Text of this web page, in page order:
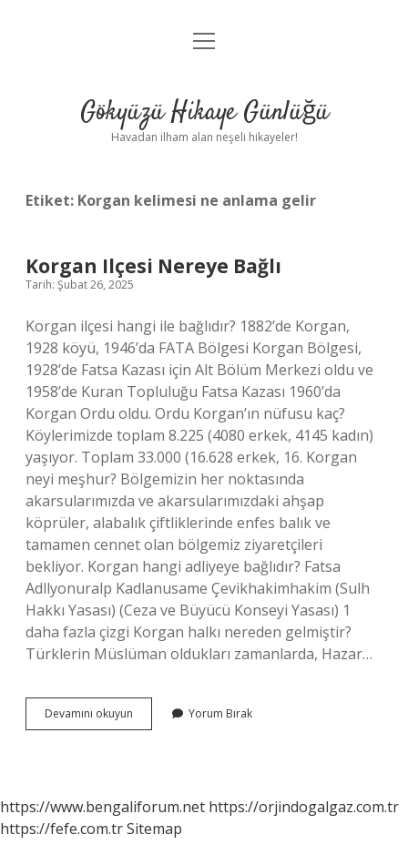
Anasayfa
Yasal Uyarı
menüyü
Gökyüzü Hikaye Günlüğü
Havadan ilham alan neşeli hikayeler!
Etiket: Korgan kelimesi ne anlama gelir
Korgan Ilçesi Nereye Bağlı
Tarih: Şubat 26, 2025
Korgan ilçesi hangi ile bağlıdır? 1882’de Korgan,
1928 köyü, 1946’da FATA Bölgesi Korgan Bölgesi,
1928’de Fatsa Kazası için Alt Bölüm Merkezi oldu ve
1958’de Kuran Topluluğu Fatsa Kazası 1960’da
Korgan Ordu oldu. Ordu Korgan’ın nüfusu kaç?
Köylerimizde toplam 8.225 (4080 erkek, 4145 kadın)
yaşıyor. Toplam 33.000 (16.628 erkek, 16. Korgan
neyi meşhur? Bölgemizin her noktasında
akarsularımızda ve akarsularımızdaki ahşap
köprüler, alabalık çiftliklerinde enfes balık ve
tamamen cennet olan bölgemiz ziyaretçileri
bekliyor. Korgan hangi adliyeye bağlıdır? Fatsa
Adllyonuralp Kadlanusame Çevikhakimhakim (Sulh
Hakkı Yasası) (Ceza ve Büyücü Konseyi Yasası) 1
daha fazla çizgi Korgan halkı nereden gelmiştir?
Türklerin Müslüman oldukları zamanlarda, Hazar…
Devamını okuyun
Ilçesi
Yorum Bırak
https://www.bengaliforum.net https://orjindogalgaz.com.tr
https://fefe.com.trSitemap